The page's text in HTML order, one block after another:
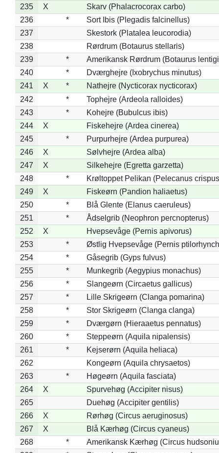
235 X
Skarv (Phalacrocorax carbo)
236
*
Sort Ibis (Plegadis falcinellus)
237
Skestork (Platalea leucorodia)
238
Rørdrum (Botaurus stellaris)
239
*
Amerikansk Rørdrum (Botaurus
240
*
Dværghejre (Ixobrychus minutus)
241
X *
Nathejre (Nycticorax nycticorax)
242
*
Tophejre (Ardeola ralloides)
243
*
Kohejre (Bubulcus ibis)
244
X
Fiskehejre (Ardea cinerea)
245
*
Purpurhejre (Ardea purpurea)
246
X
Sølvhejre (Ardea alba)
247
X
Silkehejre (Egretta garzetta)
248
*
Krøltoppet Pelikan (Pelecanus
249
X
Fiskeørn (Pandion haliaetus)
250
*
Blå Glente (Elanus caeruleus)
251
*
Ådselgrib (Neophron percnopterus)
252
X
Hvepsevåge (Pernis apivorus)
253
*
Østlig Hvepsevåge (Pernis
254
*
Gåsegrib (Gyps fulvus)
255
*
Munkegrib (Aegypius monachus)
256
*
Slangeørn (Circaetus gallicus)
257
*
Lille Skrigeørn (Clanga pomarina)
258
*
Stor Skrigeørn (Clanga clanga)
259
*
Dværgørn (Hieraaetus pennatus)
260
*
Steppeørn (Aquila nipalensis)
261
*
Kejserørn (Aquila heliaca)
262
Kongeørn (Aquila chrysaetos)
263
*
Høgeørn (Aquila fasciata)
264
X
Spurvehøg (Accipiter nisus)
265
Duehøg (Accipiter gentilis)
266
X
Rørhøg (Circus aeruginosus)
267
X
Blå Kærhøg (Circus cyaneus)
268
*
Amerikansk Kærhøg (Circus